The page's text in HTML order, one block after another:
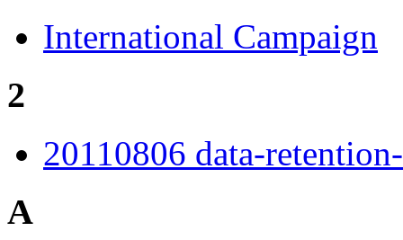
International Campaign
2
20110806 data-
A